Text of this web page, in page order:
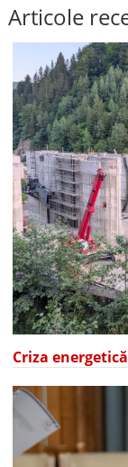
Articole
Criza